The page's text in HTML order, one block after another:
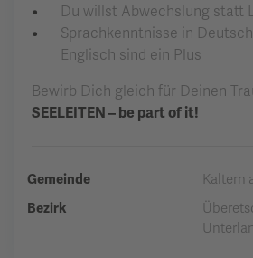
Du willst Abwechslung statt
Sprachkenntnisse in
Englisch sind ein Plus
Bewirb Dich gleich für Deinen
SEELEITEN – be part of it!
Gemeinde
Kaltern
Bezirk